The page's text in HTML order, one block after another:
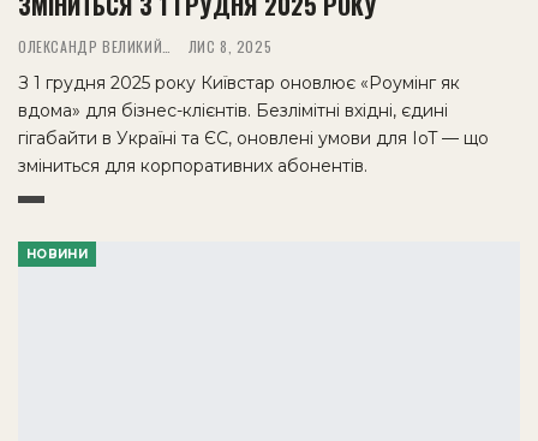
ЛИС 8, 2025
З 1 грудня 2025 року Київстар оновлює «Роумінг як
вдома» для бізнес-клієнтів. Безлімітні вхідні, єдині
гігабайти в Україні та ЄС, оновлені умови для IoT — що
зміниться для корпоративних абонентів.
НОВИНИ